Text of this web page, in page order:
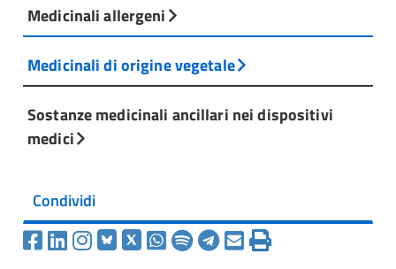
Medicinali allergeni
Medicinali di origine vegetale
Sostanze medicinali ancillari nei dispositivi
medici
Condividi